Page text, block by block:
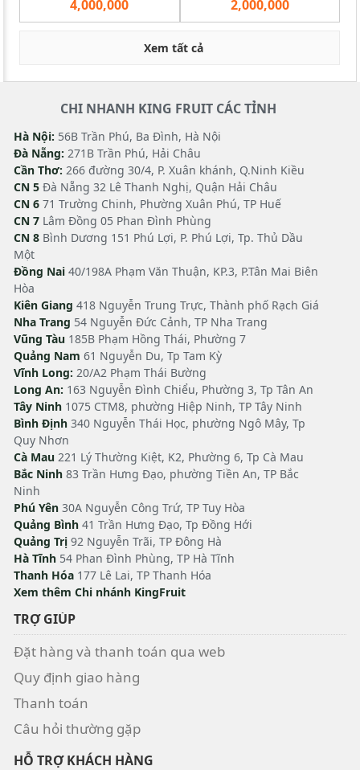
4,000,000
2,000,000
Xem tất cả
CHI NHANH KING FRUIT CÁC TỈNH
Hà Nội: 56B Trần Phú, Ba Đình, Hà Nội
Đà Nẵng: 271B Trần Phú, Hải Châu
Cần Thơ: 266 đường 30/4, P. Xuân khánh, Q.Ninh Kiều
CN 5 Đà Nẵng 32 Lê Thanh Nghị, Quận Hải Châu
CN 6 71 Trường Chinh, Phường Xuân Phú, TP Huế
CN 7 Lâm Đồng 05 Phan Đình Phùng
CN 8 Bình Dương 151 Phú Lợi, P. Phú Lợi, Tp. Thủ Dầu
Một
Đồng Nai 40/198A Phạm Văn Thuận, KP.3, P.Tân Mai Biên
Hòa
Kiên Giang 418 Nguyễn Trung Trực, Thành phố Rạch Giá
Nha Trang 54 Nguyễn Đức Cảnh, TP Nha Trang
Vũng Tàu 185B Phạm Hồng Thái, Phường 7
Quảng Nam 61 Nguyễn Du, Tp Tam Kỳ
Vĩnh Long: 20/A2 Phạm Thái Bường
Long An: 163 Nguyễn Đình Chiểu, Phường 3, Tp Tân An
Tây Ninh 1075 CTM8, phường Hiệp Ninh, TP Tây Ninh
Bình Định 340 Nguyễn Thái Học, phường Ngô Mây, Tp
Quy Nhơn
Cà Mau 221 Lý Thường Kiệt, K2, Phường 6, Tp Cà Mau
Bắc Ninh 83 Trần Hưng Đạo, phường Tiền An, TP Bắc
Ninh
Phú Yên 30A Nguyễn Công Trứ, TP Tuy Hòa
Quảng Bình 41 Trần Hưng Đạo, Tp Đồng Hới
Quảng Trị 92 Nguyễn Trãi, TP Đông Hà
Hà Tĩnh 54 Phan Đình Phùng, TP Hà Tĩnh
Thanh Hóa 177 Lê Lai, TP Thanh Hóa
Xem thêm Chi nhánh KingFruit
TRỢ GIÚP
Đặt hàng và thanh toán qua web
Quy định giao hàng
Thanh toán
Câu hỏi thường gặp
HỖ TRỢ KHÁCH HÀNG